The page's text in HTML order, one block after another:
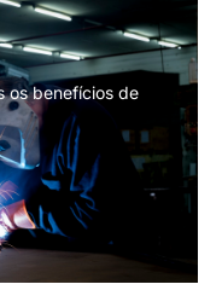
os benefícios de